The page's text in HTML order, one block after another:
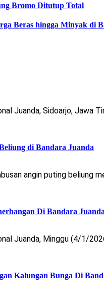
Bromo Ditutup Total
Beras hingga Minyak di
Juanda, Sidoarjo,
di Bandara Juanda
angin puting beliung
Di Bandara Juanda
Juanda, Minggu (4/1/
Kalungan Bunga Di